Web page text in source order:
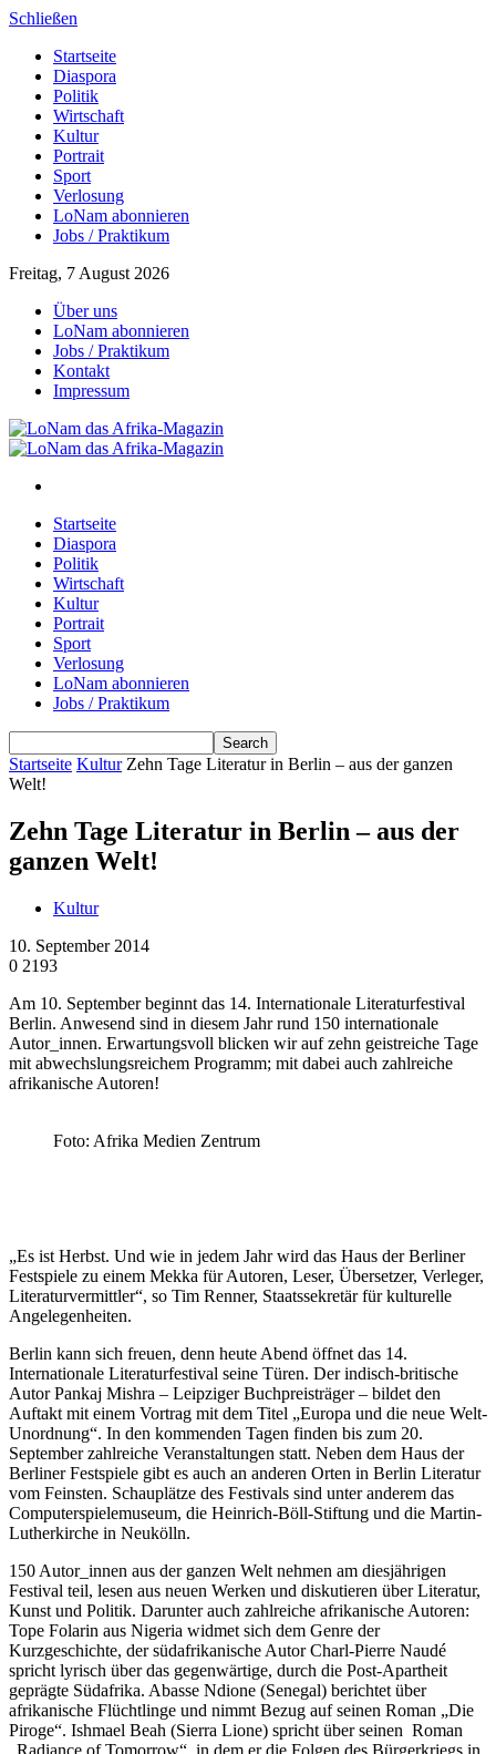
Schließen
Startseite
Diaspora
Politik
Wirtschaft
Kultur
Portrait
Sport
Verlosung
LoNam abonnieren
Jobs / Praktikum
Freitag, 7 August 2026
Über uns
LoNam abonnieren
Jobs / Praktikum
Kontakt
Impressum
Startseite
Diaspora
Politik
Wirtschaft
Kultur
Portrait
Sport
Verlosung
LoNam abonnieren
Jobs / Praktikum
Startseite Kultur Zehn Tage Literatur in Berlin – aus der ganzen
Welt!
Zehn Tage Literatur in Berlin – aus der
ganzen Welt!
Kultur
10. September 2014
0 2193
Am 10. September beginnt das 14. Internationale Literaturfestival
Berlin. Anwesend sind in diesem Jahr rund 150 internationale
Autor_innen. Erwartungsvoll blicken wir auf zehn geistreiche Tage
mit abwechslungsreichem Programm; mit dabei auch zahlreiche
afrikanische Autoren!
Foto: Afrika Medien Zentrum
„Es ist Herbst. Und wie in jedem Jahr wird das Haus der Berliner
Festspiele zu einem Mekka für Autoren, Leser, Übersetzer, Verleger,
Literaturvermittler“, so Tim Renner, Staatssekretär für kulturelle
Angelegenheiten.
Berlin kann sich freuen, denn heute Abend öffnet das 14.
Internationale Literaturfestival seine Türen. Der indisch-britische
Autor Pankaj Mishra – Leipziger Buchpreisträger – bildet den
Auftakt mit einem Vortrag mit dem Titel „Europa und die neue Welt-
Unordnung“. In den kommenden Tagen finden bis zum 20.
September zahlreiche Veranstaltungen statt. Neben dem Haus der
Berliner Festspiele gibt es auch an anderen Orten in Berlin Literatur
vom Feinsten. Schauplätze des Festivals sind unter anderem das
Computerspielemuseum, die Heinrich-Böll-Stiftung und die Martin-
Lutherkirche in Neukölln.
150 Autor_innen aus der ganzen Welt nehmen am diesjährigen
Festival teil, lesen aus neuen Werken und diskutieren über Literatur,
Kunst und Politik. Darunter auch zahlreiche afrikanische Autoren:
Tope Folarin aus Nigeria widmet sich dem Genre der
Kurzgeschichte, der südafrikanische Autor Charl-Pierre Naudé
spricht lyrisch über das gegenwärtige, durch die Post-Apartheit
geprägte Südafrika. Abasse Ndione (Senegal) berichtet über
afrikanische Flüchtlinge und nimmt Bezug auf seinen Roman „Die
Piroge“. Ishmael Beah (Sierra Lione) spricht über seinen Roman
„Radiance of Tomorrow“, in dem er die Folgen des Bürgerkriegs in